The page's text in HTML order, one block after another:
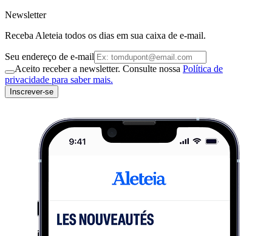
Newsletter
Receba Aleteia todos os dias em sua caixa de e-mail.
Seu endereço de e-mail
Aceito receber a newsletter. Consulte nossa Política de
privacidade para saber mais.
Inscrever-se